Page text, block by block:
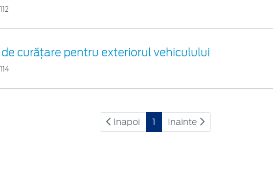
de curățare pentru exteriorul vehiculului
Inapoi 1 Inainte